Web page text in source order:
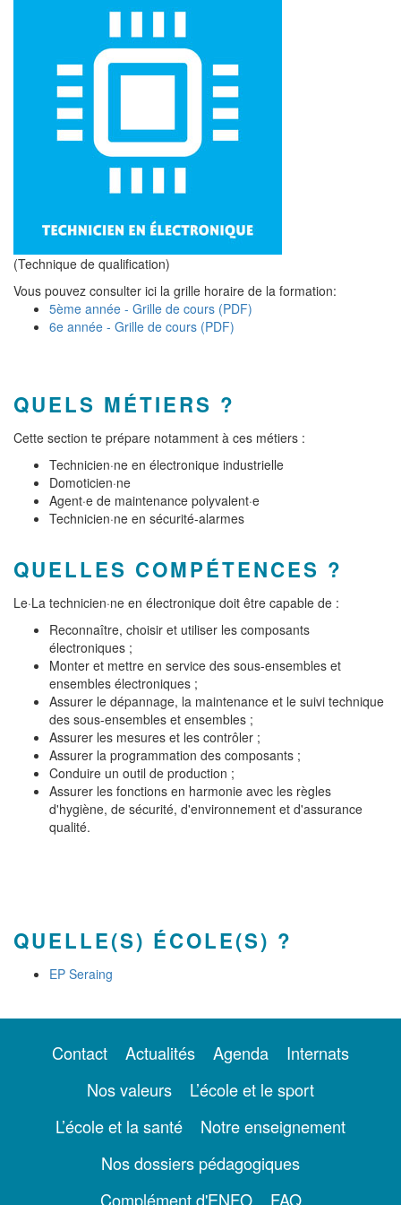
(Technique de qualification)
Vous pouvez consulter ici la grille horaire de la formation:
5ème année - Grille de cours (PDF)
6e année - Grille de cours (PDF)
QUELS MÉTIERS ?
Cette section te prépare notamment à ces métiers :
Technicien·ne en électronique industrielle
Domoticien·ne
Agent·e de maintenance polyvalent·e
Technicien·ne en sécurité-alarmes
QUELLES COMPÉTENCES ?
Le·La technicien·ne en électronique doit être capable de :
Reconnaître, choisir et utiliser les composants
électroniques ;
Monter et mettre en service des sous-ensembles et
ensembles électroniques ;
Assurer le dépannage, la maintenance et le suivi technique
des sous-ensembles et ensembles ;
Assurer les mesures et les contrôler ;
Assurer la programmation des composants ;
Conduire un outil de production ;
Assurer les fonctions en harmonie avec les règles
d'hygiène, de sécurité, d'environnement et d'assurance
qualité.
QUELLE(S) ÉCOLE(S) ?
EP Seraing
Contact Actualités Agenda
Internats
Nos valeurs
L’école et le sport
L’école et la santé
Notre enseignement
Nos dossiers pédagogiques
Complément d'ENFO
FAQ